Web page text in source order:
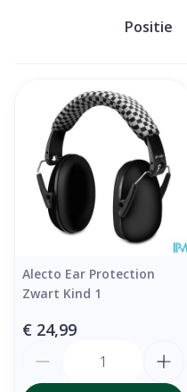
Sorteer op:
Alecto Ear Protection
Zwart Kind 1
€ 24,99